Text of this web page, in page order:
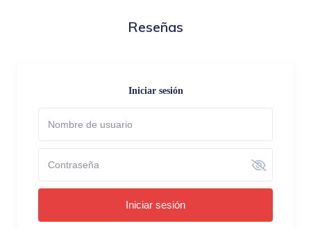
Reseñas
Iniciar sesión
Iniciar sesión